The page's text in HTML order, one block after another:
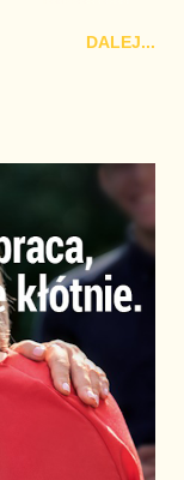
czasy to lata
(akceptowałem
traktorem z
a tylko naszym
silnikiem
typowe dla
okazało się, że
i aż do piątk...
DALEJ...